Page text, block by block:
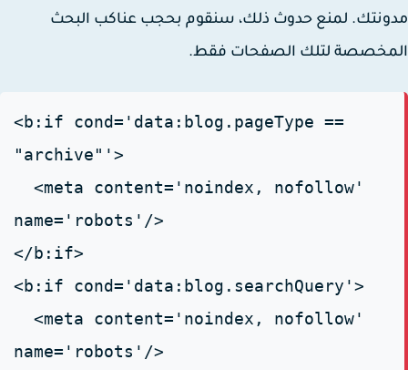
لمنع حدوث ذلك، سنقوم بحجب عناكب البحث
لتلك الصفحات فقط.
<b:if cond='data:blog.pageType ==
"archive"'>
<meta content='noindex, nofollow'
name='robots'/>
</b:if>
<b:if cond='data:blog.searchQuery'>
<meta content='noindex, nofollow'
name='robots'/>